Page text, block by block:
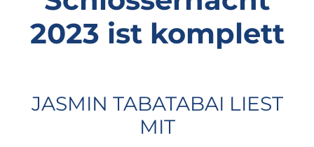
KONTAKT
DE EN
2023 ist komplett
JASMIN TABATABAI LIEST
MIT